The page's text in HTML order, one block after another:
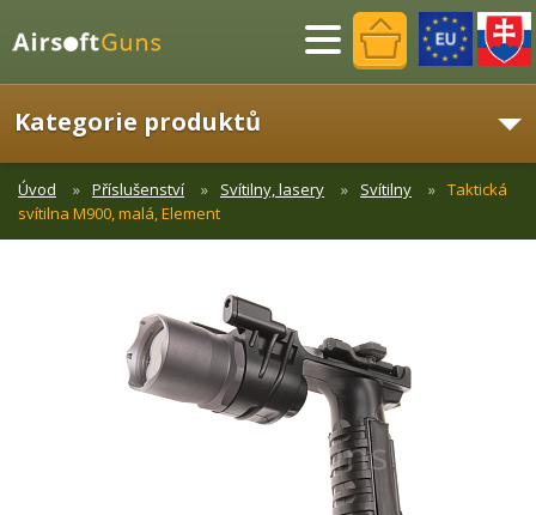
Menu
Kategorie produktů
Úvod Příslušenství Svítilny, lasery Svítilny
Taktická
svítilna M900, malá, Element